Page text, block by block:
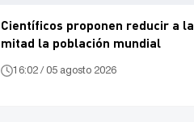
Científicos proponen reducir a la
mitad la población mundial
16:02 / 05 agosto 2026